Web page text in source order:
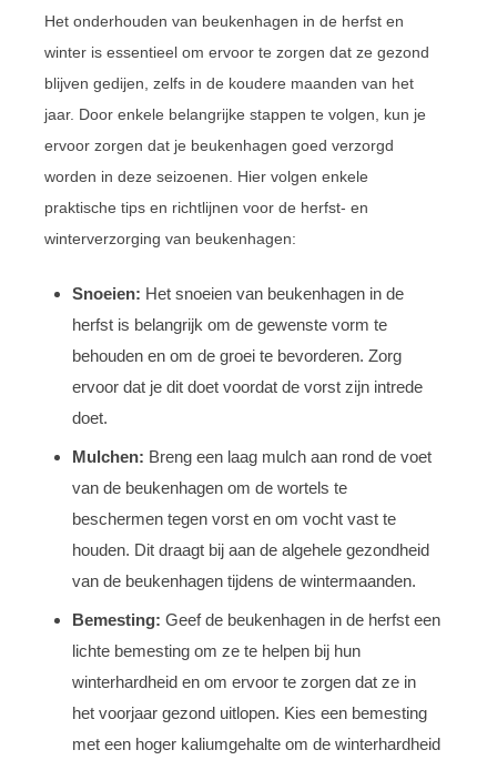
Het onderhouden van beukenhagen in de herfst en
winter is essentieel om ervoor te zorgen dat ze gezond
blijven gedijen, zelfs in de koudere maanden van het
jaar. Door enkele belangrijke stappen te volgen, kun je
ervoor zorgen dat je beukenhagen goed verzorgd
worden in deze seizoenen. Hier volgen enkele
praktische tips en richtlijnen voor de herfst- en
winterverzorging van beukenhagen:
Snoeien: Het snoeien van beukenhagen in de
herfst is belangrijk om de gewenste vorm te
behouden en om de groei te bevorderen. Zorg
ervoor dat je dit doet voordat de vorst zijn intrede
doet.
Mulchen: Breng een laag mulch aan rond de voet
van de beukenhagen om de wortels te
beschermen tegen vorst en om vocht vast te
houden. Dit draagt bij aan de algehele gezondheid
van de beukenhagen tijdens de wintermaanden.
Bemesting: Geef de beukenhagen in de herfst een
lichte bemesting om ze te helpen bij hun
winterhardheid en om ervoor te zorgen dat ze in
het voorjaar gezond uitlopen. Kies een bemesting
met een hoger kaliumgehalte om de winterhardheid